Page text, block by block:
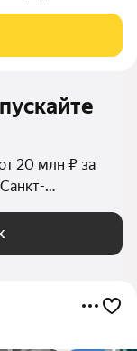
Спортивная.
20 млн ₽ за